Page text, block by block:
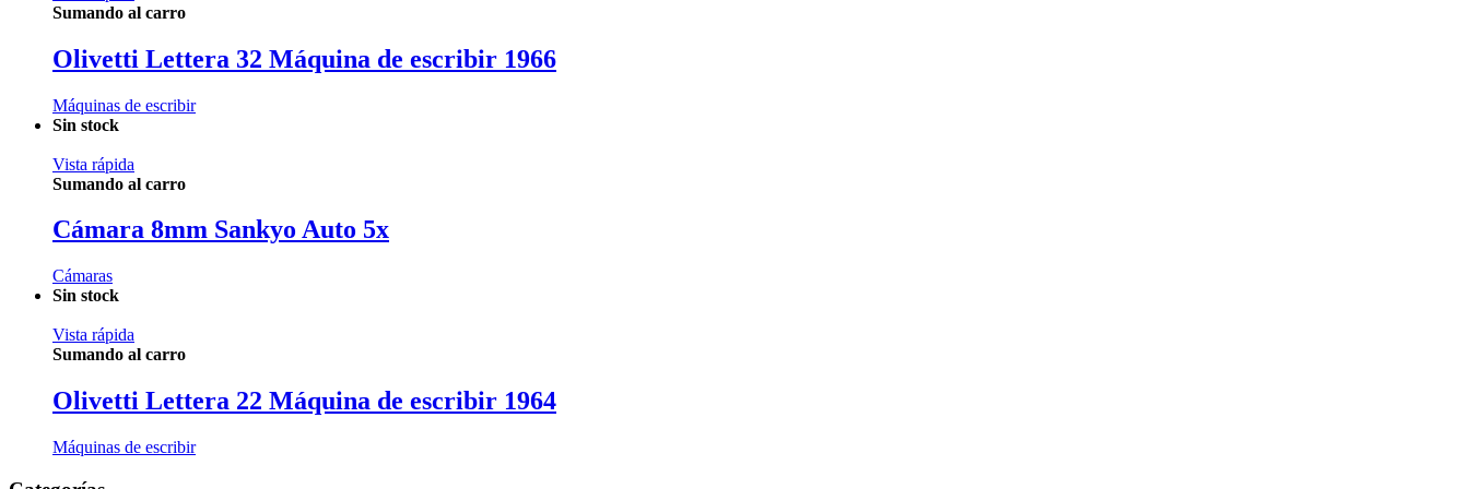
Sumando al carro
Olivetti Lettera 32 Máquina de escribir 1966
Máquinas de escribir
Sin stock
Vista rápida
Sumando al carro
Cámara 8mm Sankyo Auto 5x
Cámaras
Sin stock
Vista rápida
Sumando al carro
Olivetti Lettera 22 Máquina de escribir 1964
Máquinas de escribir